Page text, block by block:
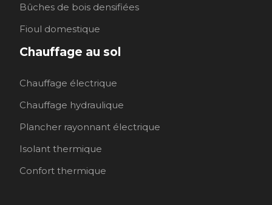
Bûches de bois densifiées
Fioul domestique
Chauffage au sol
Chauffage électrique
Chauffage hydraulique
Plancher rayonnant électrique
Isolant thermique
Confort thermique